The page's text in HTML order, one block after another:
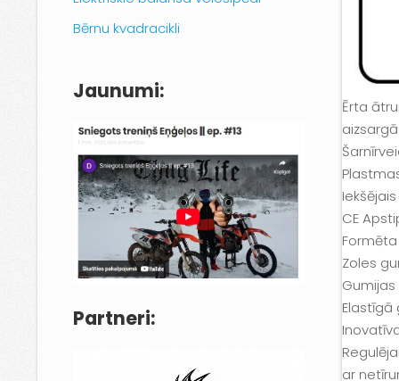
Bērnu kvadracikli
Jaunumi:
Partneri:
Ērta
CE
Zoles
ar